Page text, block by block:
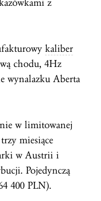
z
kaliber
chodu, 4Hz
wynalazku Aberta
w limitowanej
miesiące
w Austrii i
Pojedynczą
400 PLN).